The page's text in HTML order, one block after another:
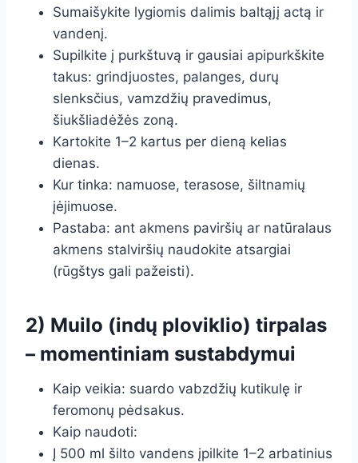
Sumaišykite lygiomis dalimis baltąjį actą ir
vandenį.
Supilkite į purkštuvą ir gausiai apipurkškite
takus: grindjuostes, palanges, durų
slenksčius, vamzdžių pravedimus,
šiukšliadėžės zoną.
Kartokite 1–2 kartus per dieną kelias
dienas.
Kur tinka: namuose, terasose, šiltnamių
įėjimuose.
Pastaba: ant akmens paviršių ar natūralaus
akmens stalviršių naudokite atsargiai
(rūgštys gali pažeisti).
2) Muilo (indų ploviklio) tirpalas
– momentiniam sustabdymui
Kaip veikia: suardo vabzdžių kutikulę ir
feromonų pėdsakus.
Kaip naudoti:
Į 500 ml šilto vandens įpilkite 1–2 arbatinius